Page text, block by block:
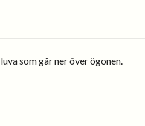
som går ner över ögonen.